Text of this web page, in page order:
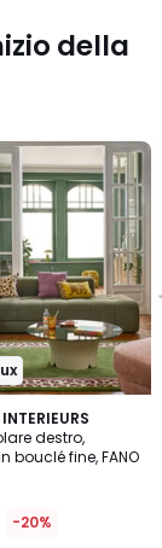
della
destro,
bouclé fine, FANO
-20%